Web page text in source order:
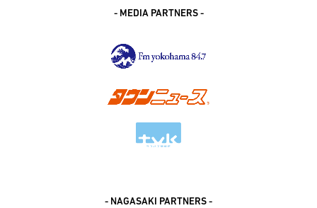
- MEDIA PARTNERS -
- NAGASAKI PARTNERS -